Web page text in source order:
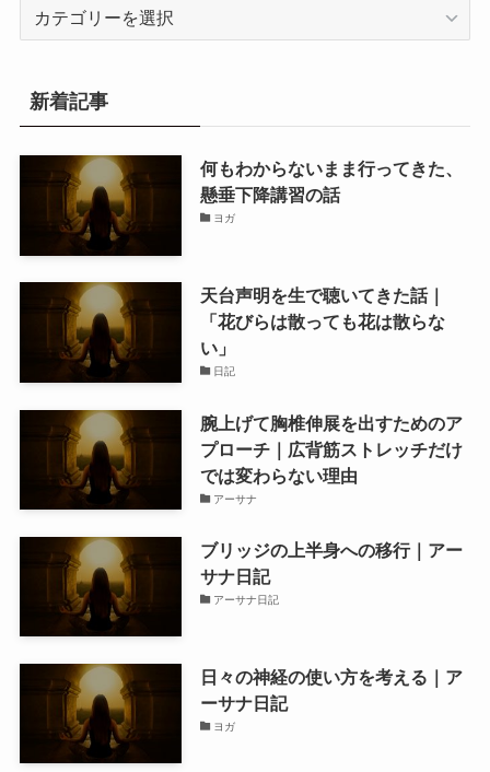
リ
ー
新着記事
何もわからないまま行ってきた、
懸垂下降講習の話
ヨガ
天台声明を生で聴いてきた話｜
「花びらは散っても花は散らな
い」
日記
腕上げて胸椎伸展を出すためのア
プローチ｜広背筋ストレッチだけ
では変わらない理由
アーサナ
ブリッジの上半身への移行｜アー
サナ日記
アーサナ日記
日々の神経の使い方を考える｜ア
ーサナ日記
ヨガ